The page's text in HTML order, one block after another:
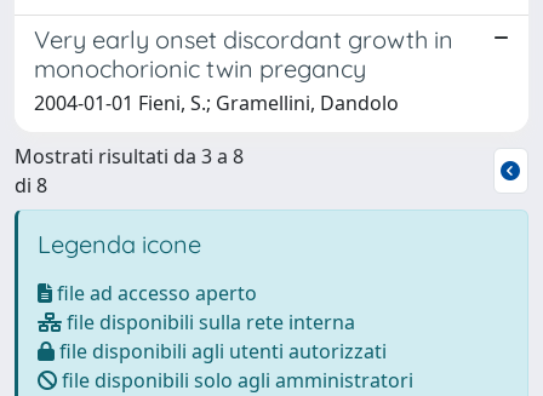
Very early onset discordant growth in
monochorionic twin pregancy
2004-01-01 Fieni, S.; Gramellini, Dandolo
Mostrati risultati da 3 a 8
di 8
Legenda icone
file ad accesso aperto
file disponibili sulla rete interna
file disponibili agli utenti autorizzati
file disponibili solo agli amministratori